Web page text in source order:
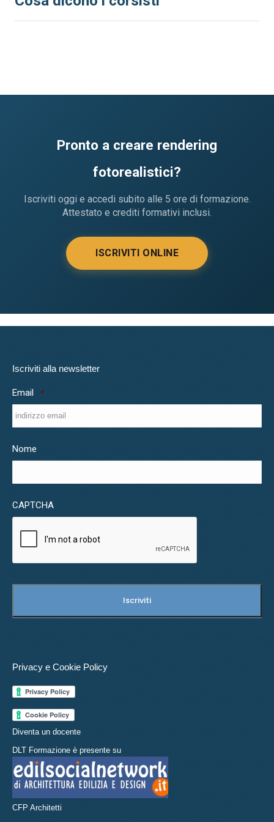
Pronto a creare rendering
fotorealistici?
Iscriviti oggi e accedi subito alle 5 ore di formazione.
Attestato e crediti formativi inclusi.
ISCRIVITI ONLINE
Iscriviti alla newsletter
Email *
Nome
CAPTCHA
Privacy e Cookie Policy
Diventa un docente
DLT Formazione è presente su
CFP Architetti